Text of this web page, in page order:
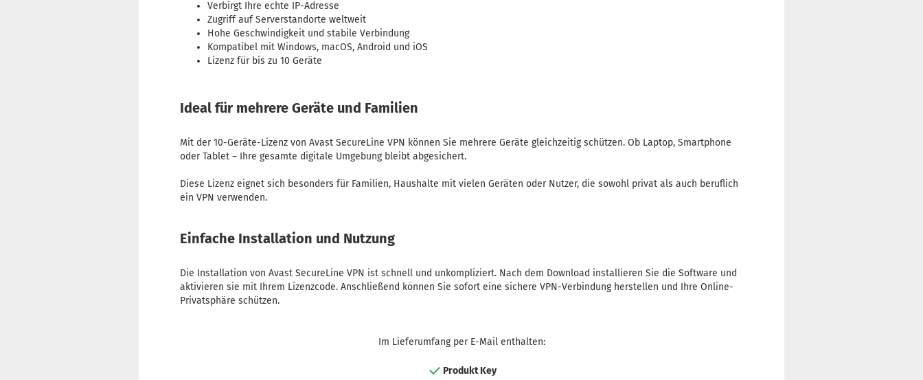
Verbirgt Ihre echte IP-Adresse
Zugriff auf Serverstandorte weltweit
Hohe Geschwindigkeit und stabile Verbindung
Kompatibel mit Windows, macOS, Android und iOS
Lizenz für bis zu 10 Geräte
Ideal für mehrere Geräte und Familien
Mit der 10-Geräte-Lizenz von Avast SecureLine VPN können Sie mehrere Geräte gleichzeitig schützen. Ob Laptop, Smartphone
oder Tablet – Ihre gesamte digitale Umgebung bleibt abgesichert.
Diese Lizenz eignet sich besonders für Familien, Haushalte mit vielen Geräten oder Nutzer, die sowohl privat als auch beruflich
ein VPN verwenden.
Einfache Installation und Nutzung
Die Installation von Avast SecureLine VPN ist schnell und unkompliziert. Nach dem Download installieren Sie die Software und
aktivieren sie mit Ihrem Lizenzcode. Anschließend können Sie sofort eine sichere VPN-Verbindung herstellen und Ihre Online-
Privatsphäre schützen.
Im Lieferumfang per E-Mail enthalten:
Produkt Key